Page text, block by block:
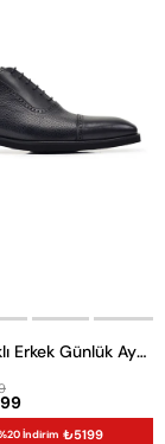
Siyah Bağcıklı Erkek Günlük Ayakkabı
İndirim ₺5199